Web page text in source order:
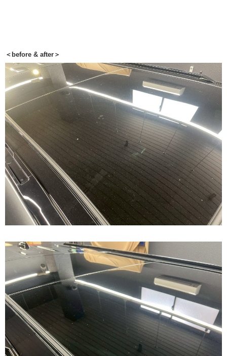
＜before & after＞